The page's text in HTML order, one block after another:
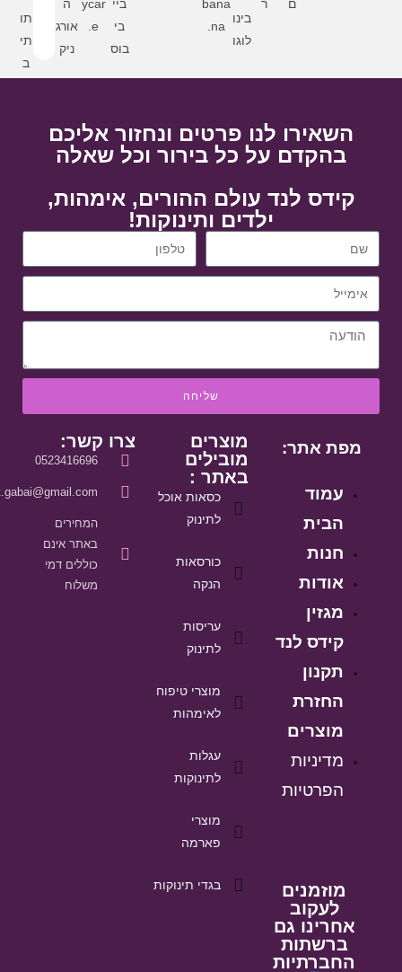
השאירו לנו פרטים ונחזור אליכם
בהקדם על כל בירור וכל שאלה
קידס לנד עולם ההורים, אימהות,
ילדים ותינוקות!
שליחה
מפת אתר:
עמוד
הבית
חנות
אודות
מגזין
קידס לנד
תקנון
החזרת
מוצרים
מדיניות
הפרטיות
מוזמנים
לעקוב
אחרינו גם
ברשתות
החברתיות
מוצרים
מובילים
באתר :
כסאות אוכל
לתינוק
כורסאות
הנקה
עריסות
לתינוק
מוצרי טיפוח
לאימהות
עגלות
לתינוקות
מוצרי
פארמה
בגדי תינוקות
צרו קשר:
0523416696
המחירים
באתר אינם
כוללים דמי
משלוח